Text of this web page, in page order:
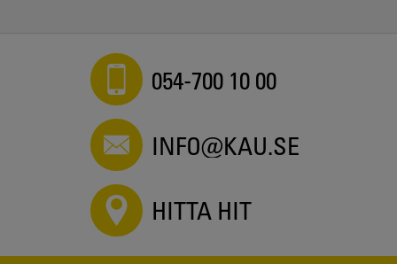
054-700 10 00
INFO@KAU.SE
HITTA HIT